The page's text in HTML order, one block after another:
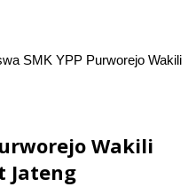
SMK YPP Purworejo Wakili
Wakili
Jateng